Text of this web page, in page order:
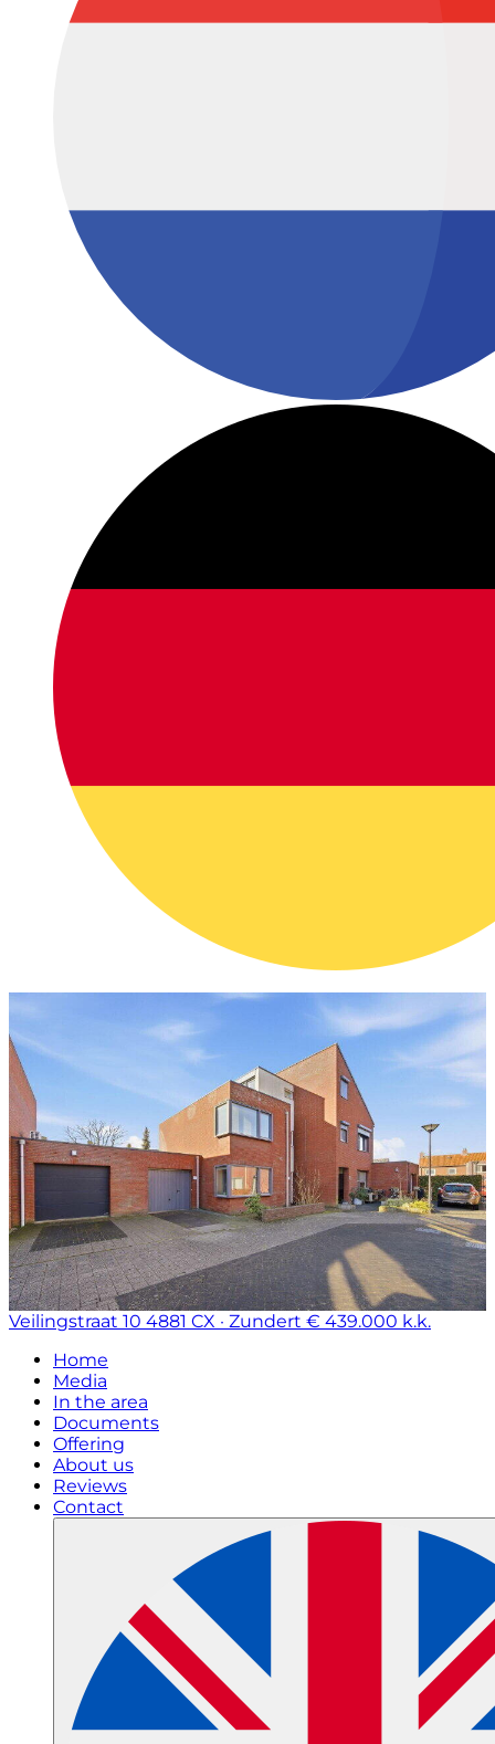
Veilingstraat 10 4881 CX · Zundert € 439.000 k.k.
Home
Media
In the area
Documents
Offering
About us
Reviews
Contact